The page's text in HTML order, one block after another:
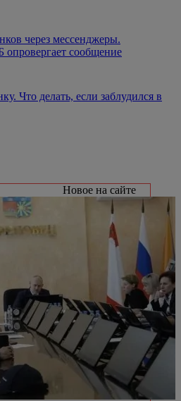
через мессенджеры.
сообщение
Что делать, если заблудился в
Новое на сайте